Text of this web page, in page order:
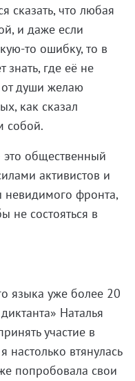
сказать, что любая
и даже если
то ошибку, то в
где её не
от души желаю
как сказал
собой.
общественный
активистов и
невидимого фронта,
не состояться в
языка уже более 20
Наталья
участие в
настолько втянулась
попробовала свои